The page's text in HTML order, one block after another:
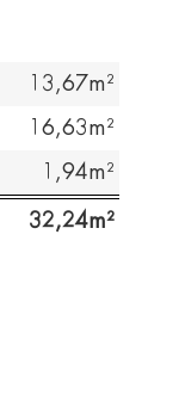
13,67
16,63
1,94
32,24